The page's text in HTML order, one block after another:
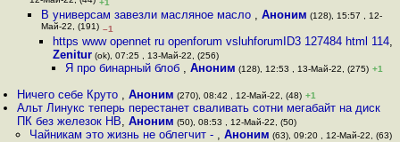
+1
В универсам завезли масляное масло , Аноним (128), 15:57 , 12-
Май-22, (191) –1
https www opennet ru openforum vsluhforumID3 127484 html 114,
Zenitur (ok), 07:25 , 13-Май-22, (256)
Я про бинарный блоб , Аноним (128), 12:53 , 13-Май-22, (275) +1
Ничего себе Круто ,Аноним (270), 08:42 , 12-Май-22, (48) +1
Альт Линукс теперь перестанет сваливать сотни мегабайт на диск
ПК без железок НВ,Аноним (50), 08:53 , 12-Май-22, (50)
Чайникам это жизнь не облегчит - , Аноним (63), 09:20 , 12-Май-22, (63)